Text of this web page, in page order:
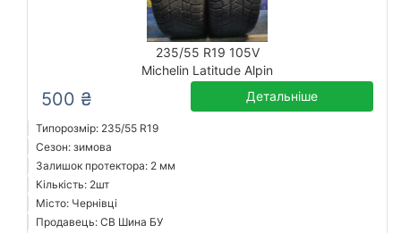
235/55 R19 105V
Michelin Latitude Alpin
500 ₴ Детальніше
Типорозмір: 235/55 R19
Сезон: зимова
Залишок протектора: 2 мм
Кількість: 2шт
Місто: Чернівці
Продавець: СВ Шина БУ